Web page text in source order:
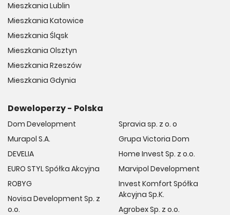
Mieszkania Lublin
Mieszkania Katowice
Mieszkania Śląsk
Mieszkania Olsztyn
Mieszkania Rzeszów
Mieszkania Gdynia
Deweloperzy - Polska
Dom Development
Murapol S.A.
DEVELIA
EURO STYL Spółka Akcyjna
ROBYG
Novisa Development Sp. z
o.o.
Spravia sp. z o. o
Grupa Victoria Dom
Home Invest Sp. z o.o.
Marvipol Development
Invest Komfort Spółka
Akcyjna Sp.K.
Agrobex Sp. z o.o.